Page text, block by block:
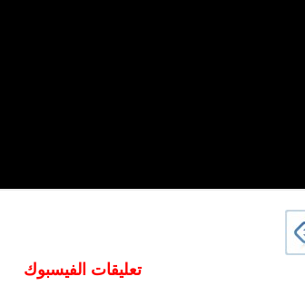
تعليقات الفيسبوك